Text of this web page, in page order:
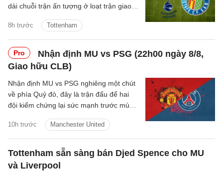
8h trước Tottenham
dài chuỗi trận ấn tượng ở loạt trận giao
Pro
Nhận định MU vs PSG (22h00 ngày 8/8,
Giao hữu CLB)
10h trước Manchester United
Nhận định MU vs PSG nghiêng một chút
về phía Quỷ đỏ, đây là trận đấu để hai
đội kiểm chứng lại sức mạnh trước mùa
Tottenham sẵn sàng bán Djed Spence cho MU
và Liverpool